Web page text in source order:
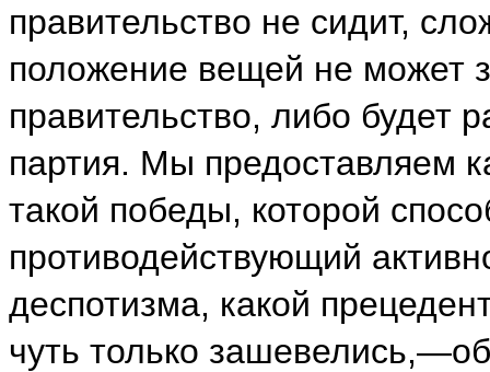
правительство не сидит,
положение вещей не может
правительство, либо будет
партия. Мы предоставляем
такой победы, которой
противодействующий
деспотизма, какой
чуть только